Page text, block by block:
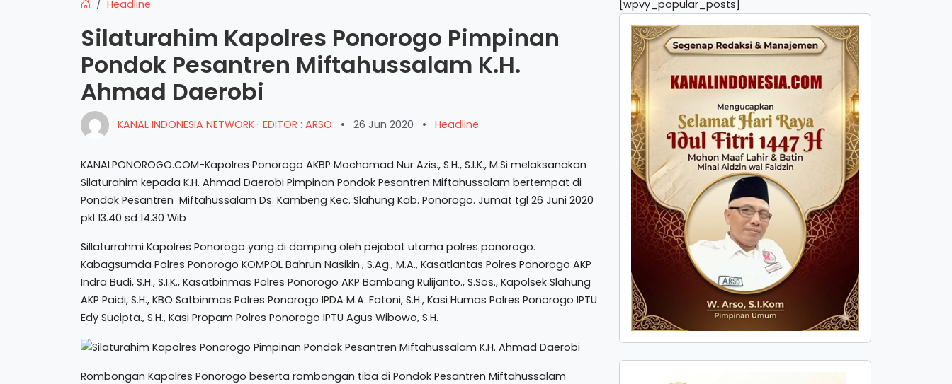
Headline
Silaturahim Kapolres Ponorogo Pimpinan
Pondok Pesantren Miftahussalam K.H.
Ahmad Daerobi
KANAL INDONESIA NETWORK- EDITOR : ARSO • 26 Jun 2020 • Headline
KANALPONOROGO.COM-Kapolres Ponorogo AKBP Mochamad Nur Azis., S.H., S.I.K., M.Si melaksanakan
Silaturahim kepada K.H. Ahmad Daerobi Pimpinan Pondok Pesantren Miftahussalam bertempat di
Pondok Pesantren Miftahussalam Ds. Kambeng Kec. Slahung Kab. Ponorogo. Jumat tgl 26 Juni 2020
pkl 13.40 sd 14.30 Wib
Sillaturrahmi Kapolres Ponorogo yang di damping oleh pejabat utama polres ponorogo.
Kabagsumda Polres Ponorogo KOMPOL Bahrun Nasikin., S.Ag., M.A., Kasatlantas Polres Ponorogo AKP
Indra Budi, S.H., S.I.K., Kasatbinmas Polres Ponorogo AKP Bambang Rulijanto., S.Sos., Kapolsek Slahung
AKP Paidi, S.H., KBO Satbinmas Polres Ponorogo IPDA M.A. Fatoni, S.H., Kasi Humas Polres Ponorogo IPTU
Edy Sucipta., S.H., Kasi Propam Polres Ponorogo IPTU Agus Wibowo, S.H.
Rombongan Kapolres Ponorogo beserta rombongan tiba di Pondok Pesantren Miftahussalam
[wpvy_popular_posts]